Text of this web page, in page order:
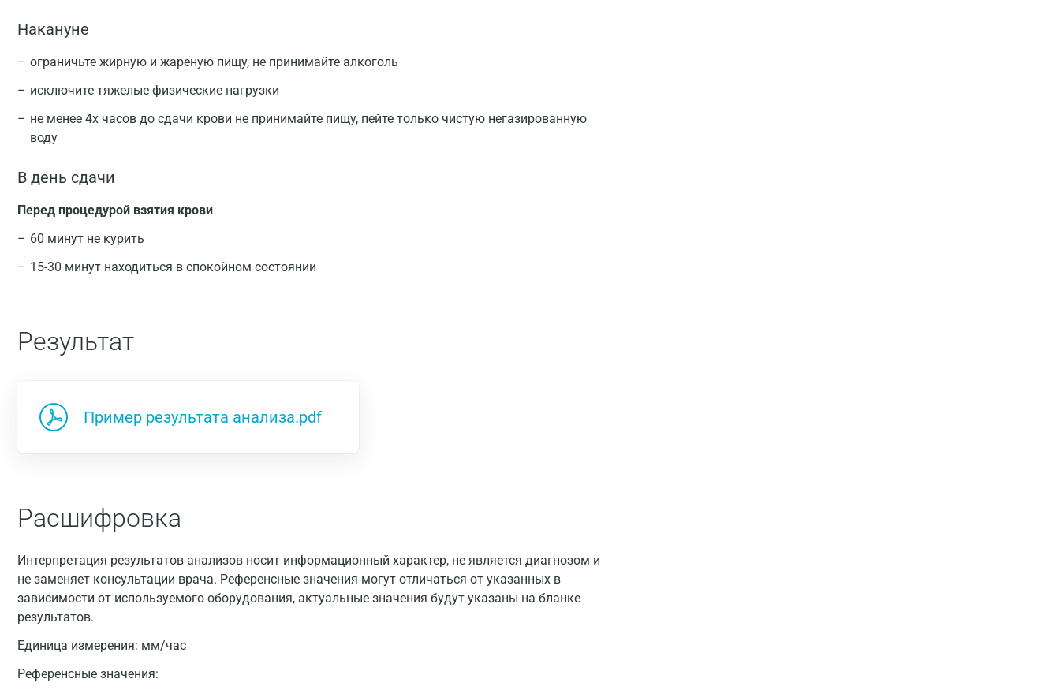
Накануне
ограничьте жирную и жареную пищу, не принимайте алкоголь
исключите тяжелые физические нагрузки
не менее 4х часов до сдачи крови не принимайте пищу, пейте только чистую негазированную
воду
В день сдачи
Перед процедурой взятия крови
60 минут не курить
15-30 минут находиться в спокойном состоянии
Результат
Пример результата анализа.pdf
Расшифровка
Интерпретация результатов анализов носит информационный характер, не является диагнозом и
не заменяет консультации врача. Референсные значения могут отличаться от указанных в
зависимости от используемого оборудования, актуальные значения будут указаны на бланке
результатов.
Единица измерения: мм/час
Референсные значения:
Москва